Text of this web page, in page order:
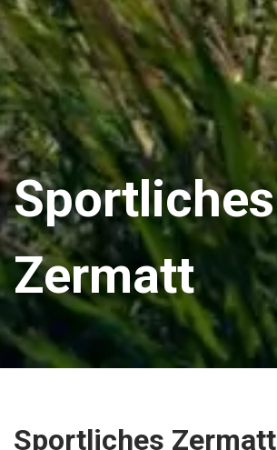
Sportliches
Zermatt
Sportliches Zermatt